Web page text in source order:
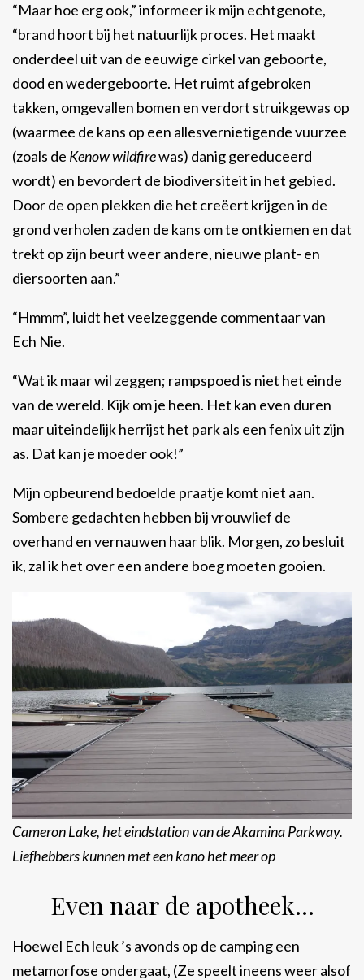
“Maar hoe erg ook,” informeer ik mijn echtgenote,
“brand hoort bij het natuurlijk proces. Het maakt
onderdeel uit van de eeuwige cirkel van geboorte,
dood en wedergeboorte. Het ruimt afgebroken
takken, omgevallen bomen en verdort struikgewas op
(waarmee de kans op een allesvernietigende vuurzee
(zoals de Kenow wildfirewas) danig gereduceerd
wordt) en bevordert de biodiversiteit in het gebied.
Door de open plekken die het creëert krijgen in de
grond verholen zaden de kans om te ontkiemen en dat
trekt op zijn beurt weer andere, nieuwe plant- en
diersoorten aan.”
“Hmmm”, luidt het veelzeggende commentaar van
Ech Nie.
“Wat ik maar wil zeggen; rampspoed is niet het einde
van de wereld. Kijk om je heen. Het kan even duren
maar uiteindelijk herrijst het park als een fenix uit zijn
as. Dat kan je moeder ook!”
Mijn opbeurend bedoelde praatje komt niet aan.
Sombere gedachten hebben bij vrouwlief de
overhand en vernauwen haar blik. Morgen, zo besluit
ik, zal ik het over een andere boeg moeten gooien.
Cameron Lake, het eindstation van de Akamina Parkway.
Liefhebbers kunnen met een kano het meer op
Even naar de apotheek…
Hoewel Ech leuk ’s avonds op de camping een
metamorfose ondergaat, (Ze speelt ineens weer alsof